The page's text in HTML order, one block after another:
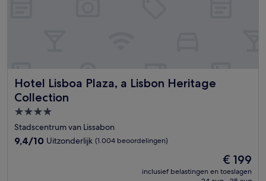
Hotel Lisboa Plaza, a Lisbon Heritage
Collection
Hotel Lisboa Plaza, a Lisbon Heritage Collection
4.0-
sterrenaccommodatie
Stadscentrum van Lissabon
9.4
9,4/10 Uitzonderlijk (1.004 beoordelingen)
De
prijs
is
€ 199
inclusief belastingen en toeslagen